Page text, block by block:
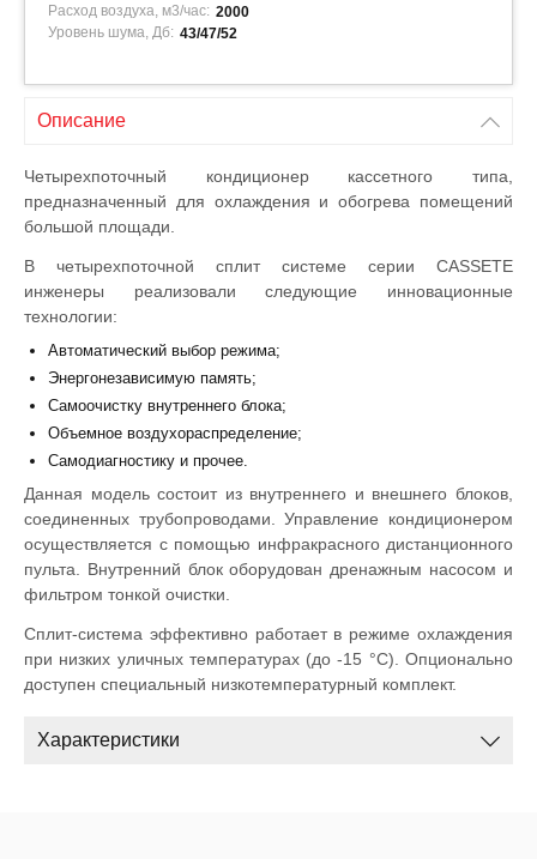
Расход воздуха, м3/час: 2000
Уровень шума, Дб: 43/47/52
Описание
Четырехпоточный кондиционер кассетного типа,
предназначенный для охлаждения и обогрева помещений
большой площади.
В четырехпоточной сплит системе серии CASSETE
инженеры реализовали следующие инновационные
технологии:
Автоматический выбор режима;
Энергонезависимую память;
Самоочистку внутреннего блока;
Объемное воздухораспределение;
Самодиагностику и прочее.
Данная модель состоит из внутреннего и внешнего блоков,
соединенных трубопроводами. Управление кондиционером
осуществляется с помощью инфракрасного дистанционного
пульта. Внутренний блок оборудован дренажным насосом и
фильтром тонкой очистки.
Сплит-система эффективно работает в режиме охлаждения
при низких уличных температурах (до -15 °С). Опционально
доступен специальный низкотемпературный комплект.
Характеристики